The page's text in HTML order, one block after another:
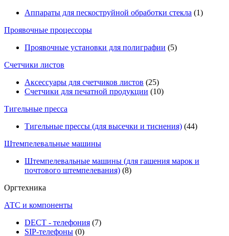
Аппараты для пескоструйной обработки стекла (1)
Проявочные процессоры
Проявочные установки для полиграфии (5)
Счетчики листов
Аксессуары для счетчиков листов (25)
Счетчики для печатной продукции (10)
Тигельные пресса
Тигельные прессы (для высечки и тиснения) (44)
Штемпелевальные машины
Штемпелевальные машины (для гашения марок и
почтового штемпелевания) (8)
Оргтехника
АТС и компоненты
DECT - телефония (7)
SIP-телефоны (0)